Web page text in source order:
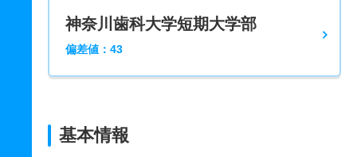
神奈川歯科大学短期大学部
偏差値：43
基本情報